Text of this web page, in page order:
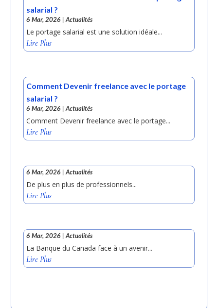
salarial ?
6 Mar, 2026 |Actualités
Le portage salarial est une solution idéale...
Lire Plus
Comment Devenir freelance avec le portage
salarial ?
6 Mar, 2026 |Actualités
Comment Devenir freelance avec le portage...
Lire Plus
6 Mar, 2026 |Actualités
De plus en plus de professionnels...
Lire Plus
6 Mar, 2026 |Actualités
La Banque du Canada face à un avenir...
Lire Plus